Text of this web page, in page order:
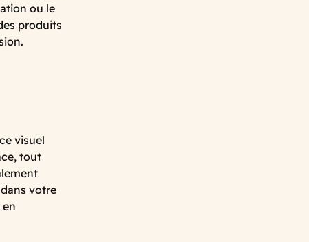
ou le
produits
visuel
tout
votre